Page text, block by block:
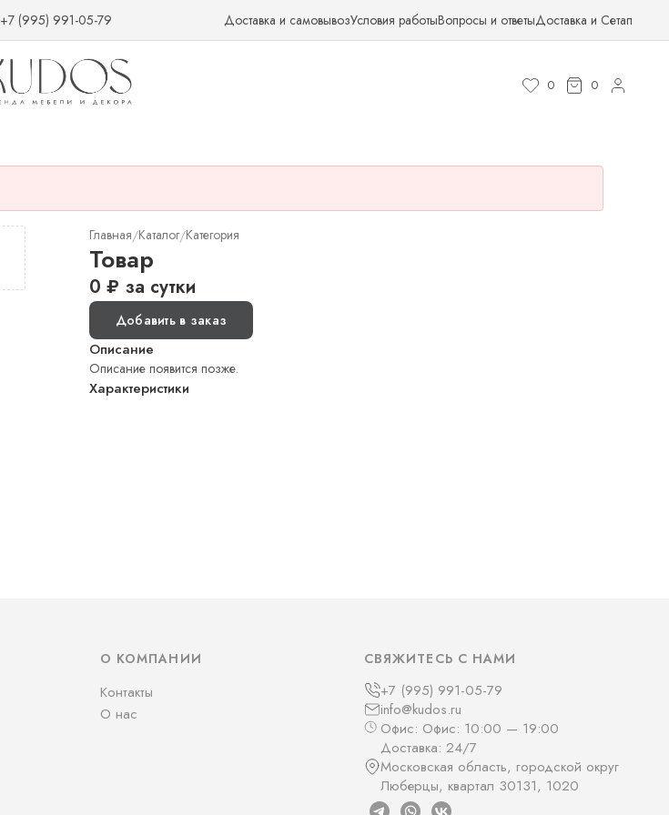
+7 (995) 991-05-79 Доставка и самовывозУсловия работыВопросы и ответыДоставка и Сетап
0 0
Главная/Каталог/Категория
Товар
0 ₽ за сутки
Добавить в заказ
Описание
Описание появится позже.
Характеристики
О КОМПАНИИ
Контакты
О нас
СВЯЖИТЕСЬ С НАМИ
+7 (995) 991-05-79
info@kudos.ru
Офис: Офис: 10:00 — 19:00
Доставка: 24/7
Московская область, городской округ
Люберцы, квартал 30131, 1020